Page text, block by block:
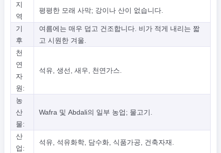
지
역
평평한 모래 사막; 강이나 산이 없습니다.
기
후
여름에는 매우 덥고 건조합니다. 비가 적게 내리는 짧
고 시원한 겨울.
천
연
자
원:
석유, 생선, 새우, 천연가스.
농
산
물:
Wafra 및 Abdali의 일부 농업; 물고기.
산
업:
석유, 석유화학, 담수화, 식품가공, 건축자재.